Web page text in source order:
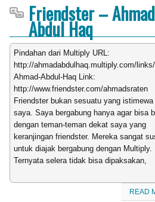
Friendster – Ahmad
Abdul Haq
Pindahan dari Multiply URL:
http://ahmadabdulhaq.multiply.com/links/
Ahmad-Abdul-Haq Link:
http://www.friendster.com/ahmadsraten
Friendster bukan sesuatu yang istimewa
saya. Saya bergabung hanya agar bisa
dengan teman-teman dekat saya yang
keranjingan friendster. Mereka sangat
untuk diajak bergabung dengan Multiply.
Ternyata selera tidak bisa dipaksakan,
READ